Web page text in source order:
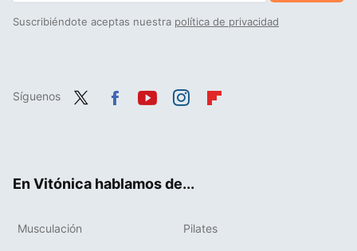
Suscribiéndote aceptas nuestra política de privacidad
Síguenos
En Vitónica hablamos de...
Musculación Pilates